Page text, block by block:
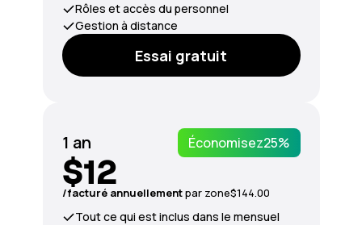
Rôles et accès du personnel
Gestion à distance
Essai gratuit
1 an Économisez25%
$12
/facturé annuellementpar zone$144.00
Tout ce qui est inclus dans le mensuel